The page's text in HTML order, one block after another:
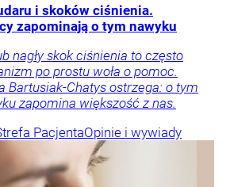
i skoków ciśnienia.
zapominają o tym nawyku
nagły skok ciśnienia to często
po prostu woła o pomoc.
Bartusiak-Chatys ostrzega: o tym
zapomina większość z nas.
PacjentaOpinie i wywiady